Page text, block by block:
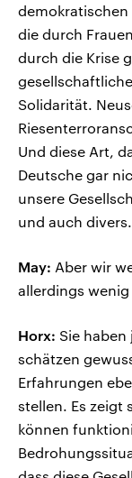
demokratischen
die durch
durch die Krise
Solidarität.
Und diese Art,
Deutsche gar
unsere
und auch divers.
May: Aber wir
allerdings
Horx: Sie haben
schätzen
Erfahrungen
stellen. Es zeigt
können